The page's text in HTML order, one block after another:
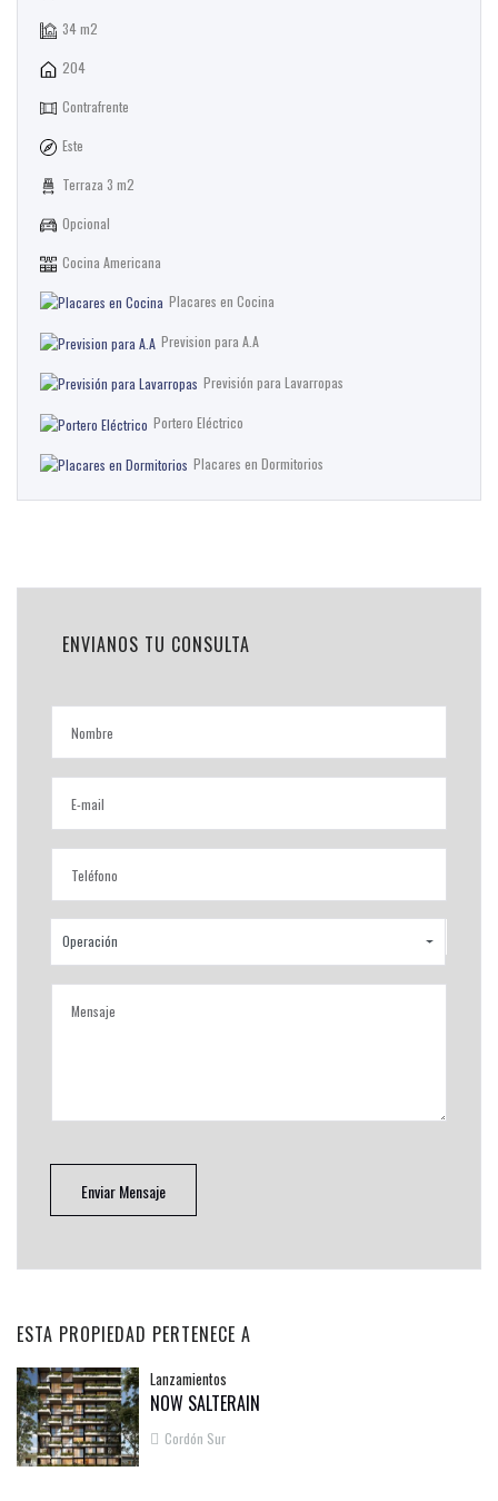
34 m2
204
Contrafrente
Este
Terraza 3 m2
Opcional
Cocina Americana
Placares en Cocina
Prevision para A.A
Previsión para Lavarropas
Portero Eléctrico
Placares en Dormitorios
ENVIANOS TU CONSULTA
Operación
Enviar Mensaje
ESTA PROPIEDAD PERTENECE A
Lanzamientos
NOW SALTERAIN
Cordón Sur